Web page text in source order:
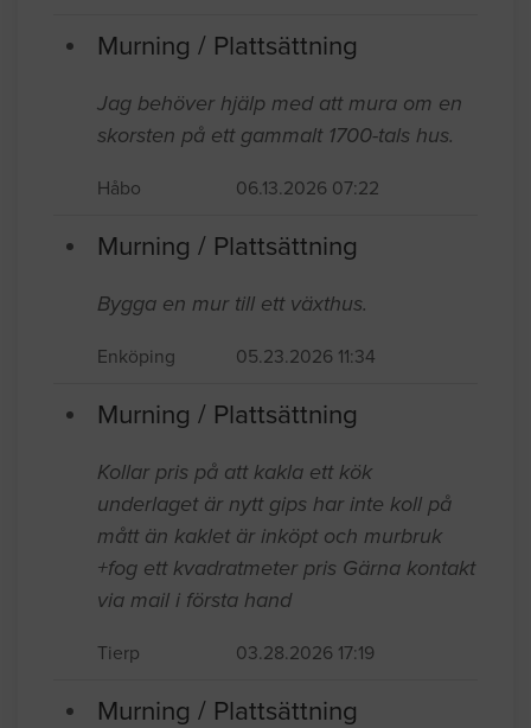
Murning / Plattsättning
Jag behöver hjälp med att mura om en
skorsten på ett gammalt 1700-tals hus.
Håbo 06.13.2026 07:22
Murning / Plattsättning
Bygga en mur till ett växthus.
Enköping 05.23.2026 11:34
Murning / Plattsättning
Kollar pris på att kakla ett kök
underlaget är nytt gips har inte koll på
mått än kaklet är inköpt och murbruk
+fog ett kvadratmeter pris Gärna kontakt
via mail i första hand
Tierp 03.28.2026 17:19
Murning / Plattsättning